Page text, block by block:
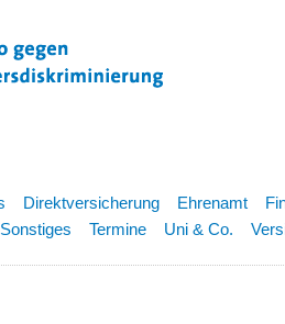
Direktversicherung Ehrenamt
Sonstiges Termine Uni & Co.